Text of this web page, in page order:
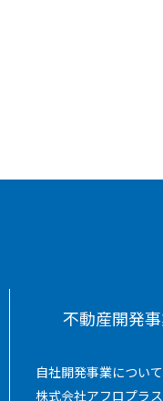
不動産開発
自社開発事業について
株式会社アフロプラス